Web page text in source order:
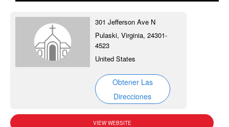
301 Jefferson Ave N
Pulaski, Virginia, 24301-
4523
United States
Obtener Las
Direcciones
VIEW WEBSITE